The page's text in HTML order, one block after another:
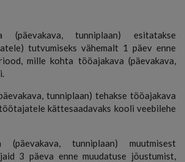
(päevakava, tunniplaan) esitatakse
tutvumiseks vähemalt 1 päev enne
mille kohta tööajakava (päevakava,
tunniplaan) tehakse tööajakava
kättesaadavaks kooli veebilehe
(päevakava, tunniplaan) muutmisest
3 päeva enne muudatuse jõustumist,